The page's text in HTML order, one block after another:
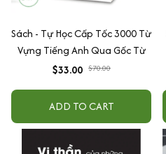
Sách - Tự Học Cấp Tốc 3000 Từ
Vựng Tiếng Anh Qua Gốc Từ
$33.00 $70.00
ADD TO CART